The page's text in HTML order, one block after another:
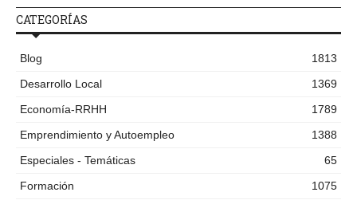
CATEGORÍAS
Blog
1813
Desarrollo Local
1369
Economía-RRHH
1789
Emprendimiento y Autoempleo
1388
Especiales - Temáticas
65
Formación
1075